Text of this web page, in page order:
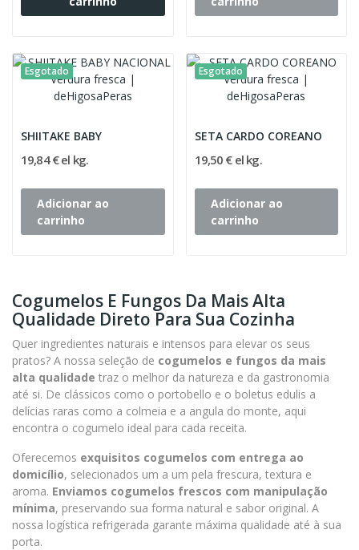
Esgotado
SHIITAKE BABY
19,84 € el kg.
Adicionar ao
carrinho
Esgotado
SETA CARDO COREANO
19,50 € el kg.
Adicionar ao
carrinho
Cogumelos E Fungos Da Mais Alta
Qualidade Direto Para Sua Cozinha
Quer ingredientes naturais e intensos para elevar os seus
pratos? A nossa seleção de cogumelos e fungos da mais
alta qualidade traz o melhor da natureza e da gastronomia
até si. De clássicos como o portobello e o boletus edulis a
delícias raras como a colmeia e a angula do monte, aqui
encontra o cogumelo ideal para cada receita.
Oferecemos exquisitos cogumelos com entrega ao
domicílio, selecionados um a um pela frescura, textura e
aroma. Enviamos cogumelos frescos com manipulação
mínima, preservando sua forma natural e sabor original. A
nossa logística refrigerada garante máxima qualidade até à sua
porta.